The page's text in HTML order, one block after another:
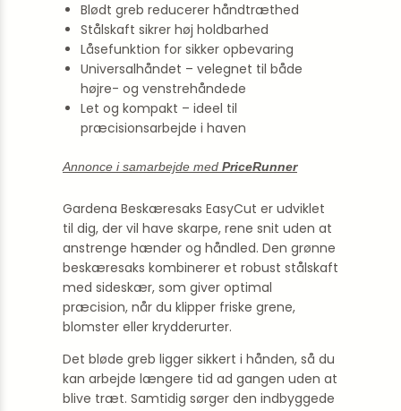
Blødt greb reducerer håndtræthed
Stålskaft sikrer høj holdbarhed
Låsefunktion for sikker opbevaring
Universalhåndet – velegnet til både
højre- og venstrehåndede
Let og kompakt – ideel til
præcisionsarbejde i haven
Annonce i samarbejde med PriceRunner
Gardena Beskæresaks EasyCut er udviklet
til dig, der vil have skarpe, rene snit uden at
anstrenge hænder og håndled. Den grønne
beskæresaks kombinerer et robust stålskaft
med sideskær, som giver optimal
præcision, når du klipper friske grene,
blomster eller krydderurter.
Det bløde greb ligger sikkert i hånden, så du
kan arbejde længere tid ad gangen uden at
blive træt. Samtidig sørger den indbyggede